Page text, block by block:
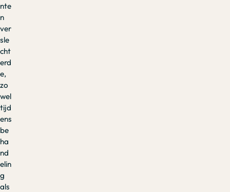
nte
n
ver
sle
cht
erd
e,
zo
wel
tijd
ens
be
ha
nd
elin
g
als